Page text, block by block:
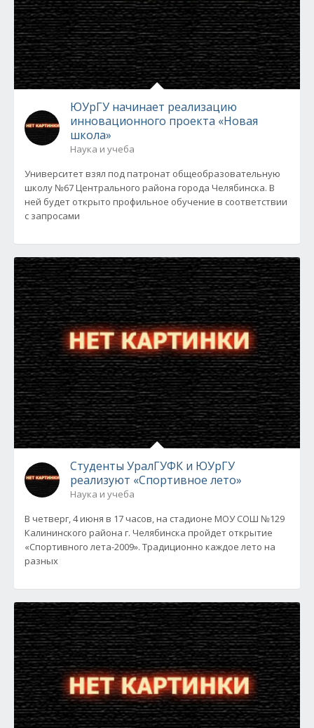
ЮУрГУ начинает реализацию
инновационного проекта «Новая
школа»
Наука и учеба
Университет взял под патронат общеобразовательную
школу №67 Центрального района города Челябинска. В
ней будет открыто профильное обучение в соответствии
с запросами
Студенты УралГУФК и ЮУрГУ
реализуют «Спортивное лето»
Наука и учеба
В четверг, 4 июня в 17 часов, на стадионе МОУ СОШ №129
Калининского района г. Челябинска пройдет открытие
«Спортивного лета-2009». Традиционно каждое лето на
разных